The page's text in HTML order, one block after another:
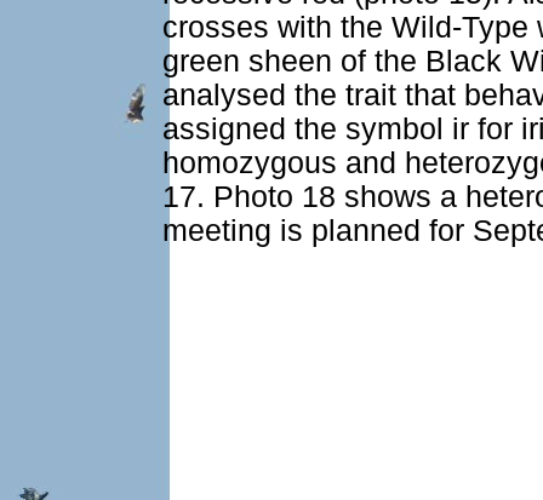
crosses with the Wild-
green sheen of the Black
analysed the trait that
assigned the symbol ir for
homozygous and
17. Photo 18 shows a
meeting is planned for